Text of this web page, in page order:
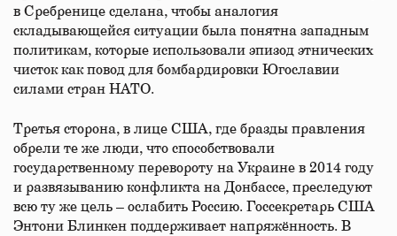
в Сребренице сделана, чтобы аналогия
складывающейся ситуации была понятна западным
политикам, которые использовали эпизод этнических
чисток как повод для бомбардировки Югославии
силами стран НАТО.
Третья сторона, в лице США, где бразды правления
обрели те же люди, что способствовали
государственному перевороту на Украине в 2014 году
и развязыванию конфликта на Донбассе, преследуют
всю ту же цель – ослабить Россию. Госсекретарь США
Энтони Блинкен поддерживает напряжённость. В